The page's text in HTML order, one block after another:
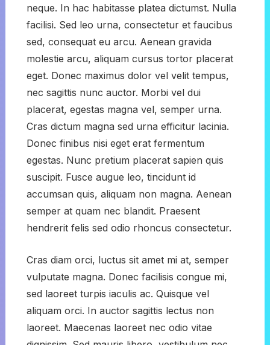
neque. In hac habitasse platea dictumst. Nulla
facilisi. Sed leo urna, consectetur et faucibus
sed, consequat eu arcu. Aenean gravida
molestie arcu, aliquam cursus tortor placerat
eget. Donec maximus dolor vel velit tempus,
nec sagittis nunc auctor. Morbi vel dui
placerat, egestas magna vel, semper urna.
Cras dictum magna sed urna efficitur lacinia.
Donec finibus nisi eget erat fermentum
egestas. Nunc pretium placerat sapien quis
suscipit. Fusce augue leo, tincidunt id
accumsan quis, aliquam non magna. Aenean
semper at quam nec blandit. Praesent
hendrerit felis sed odio rhoncus consectetur.
Cras diam orci, luctus sit amet mi at, semper
vulputate magna. Donec facilisis congue mi,
sed laoreet turpis iaculis ac. Quisque vel
aliquam orci. In auctor sagittis lectus non
laoreet. Maecenas laoreet nec odio vitae